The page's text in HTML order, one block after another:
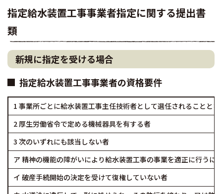
指定給水装置工事事業者指定に関する提出書
類
新規に指定を受ける場合
指定給水装置工事事業者の資格要件
1 事業所ごとに給水装置工事主任技術者として選任されることと
2 厚生労働省令で定める機械器具を有する者
3 次のいずれにも該当しない者
ア 精神の機能の障がいにより給水装置工事の事業を適正に行う
イ 破産手続開始の決定を受けて復権していない者